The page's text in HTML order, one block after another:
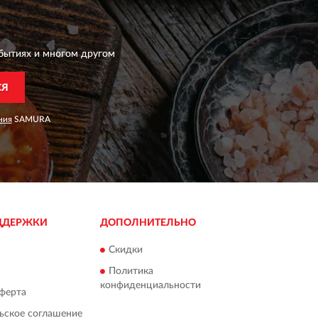
и многом другом
SAMURA
соглашение
ДОПОЛНИТЕЛЬНО
Скидки
Политика
конфиденциальности